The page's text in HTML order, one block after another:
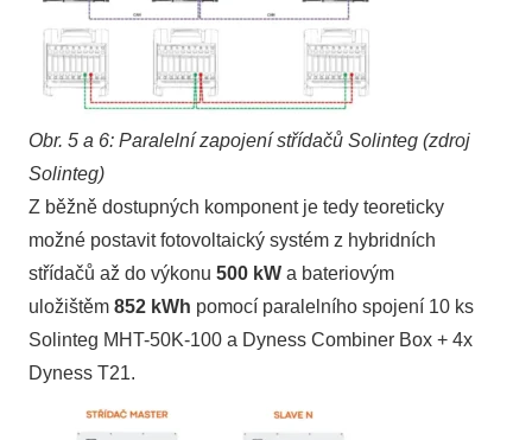
Obr. 5 a 6: Paralelní zapojení střídačů Solinteg (zdroj
Solinteg)
Z běžně dostupných komponent je tedy teoreticky
možné postavit fotovoltaický systém z hybridních
střídačů až do výkonu 500 kW a bateriovým
uložištěm 852 kWh pomocí paralelního spojení 10 ks
Solinteg MHT-50K-100 a Dyness Combiner Box + 4x
Dyness T21.